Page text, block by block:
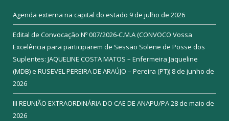
Agenda externa na capital do estado 9 de julho de 2026
Edital de Convocação Nº 007/2026-C.M.A (CONVOCO Vossa
Excelência para participarem de Sessão Solene de Posse dos
Suplentes: JAQUELINE COSTA MATOS – Enfermeira Jaqueline
(MDB) e RUSEVEL PEREIRA DE ARAÚJO – Pereira (PT)) 8 de junho de
2026
III REUNIÃO EXTRAORDINÁRIA DO CAE DE ANAPU/PA28 de maio de
2026